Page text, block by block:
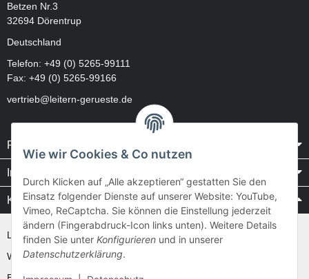
Betzen Nr.3
32694 Dörentrup
Deutschland
Telefon: +49 (0) 5265-99111
Fax: +49 (0) 5265-99166
vertrieb@leitern-gerueste.de
Rechtliches
Informationen
Kataloge / Videos
Layher Videos und Downloads
WAKÜ
Wie wir Cookies & Co nutzen
Durch Klicken auf „Alle akzeptieren“ gestatten Sie den
Einsatz folgender Dienste auf unserer Website: YouTube,
Vimeo, ReCaptcha. Sie können die Einstellung jederzeit
ändern (Fingerabdruck-Icon links unten). Weitere Details
finden Sie unter Konfigurieren und in unserer
Datenschutzerklärung.